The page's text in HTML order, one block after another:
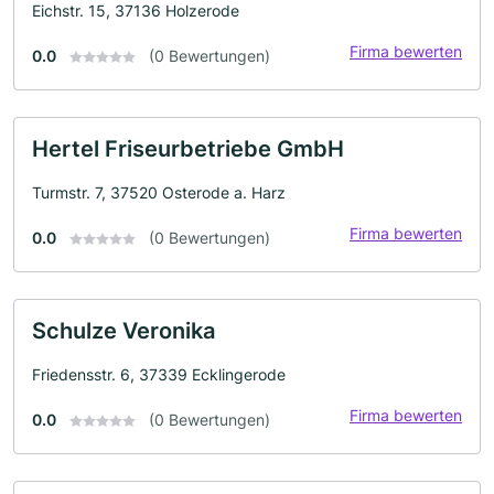
Eichstr. 15, 37136 Holzerode
0.0 (0 Bewertungen) Firma bewerten
Hertel Friseurbetriebe GmbH
Turmstr. 7, 37520 Osterode a. Harz
0.0 (0 Bewertungen) Firma bewerten
Schulze Veronika
Friedensstr. 6, 37339 Ecklingerode
0.0 (0 Bewertungen) Firma bewerten